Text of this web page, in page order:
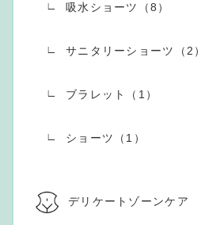
吸水ショーツ（8）
サニタリーショーツ（2）
ブラレット（1）
ショーツ（1）
デリケートゾーンケア